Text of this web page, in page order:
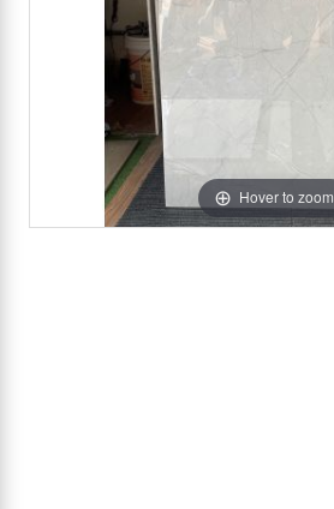
Hover to zoom